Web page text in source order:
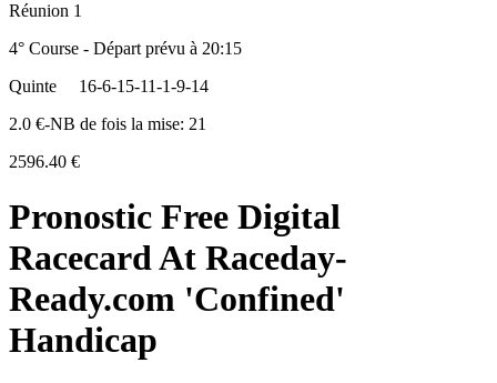
Réunion 1
4° Course - Départ prévu à 20:15
Quinte
16-6-15-11-1-9-14
2.0 €-NB de fois la mise: 21
2596.40 €
Pronostic Free Digital
Racecard At Raceday-
Ready.com 'Confined'
Handicap